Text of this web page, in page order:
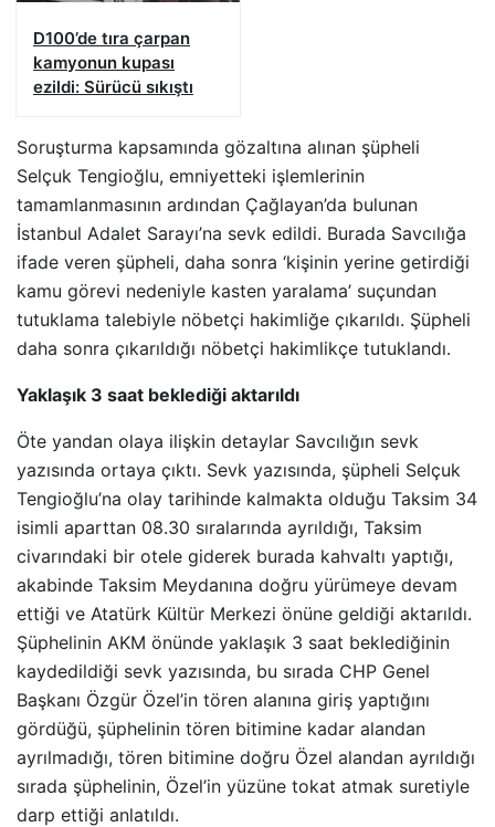
D100’de tıra çarpan
kamyonun kupası
ezildi: Sürücü sıkıştı
Soruşturma kapsamında gözaltına alınan şüpheli
Selçuk Tengioğlu, emniyetteki işlemlerinin
tamamlanmasının ardından Çağlayan’da bulunan
İstanbul Adalet Sarayı’na sevk edildi. Burada Savcılığa
ifade veren şüpheli, daha sonra ‘kişinin yerine getirdiği
kamu görevi nedeniyle kasten yaralama’ suçundan
tutuklama talebiyle nöbetçi hakimliğe çıkarıldı. Şüpheli
daha sonra çıkarıldığı nöbetçi hakimlikçe tutuklandı.
Yaklaşık 3 saat beklediği aktarıldı
Öte yandan olaya ilişkin detaylar Savcılığın sevk
yazısında ortaya çıktı. Sevk yazısında, şüpheli Selçuk
Tengioğlu’na olay tarihinde kalmakta olduğu Taksim 34
isimli aparttan 08.30 sıralarında ayrıldığı, Taksim
civarındaki bir otele giderek burada kahvaltı yaptığı,
akabinde Taksim Meydanına doğru yürümeye devam
ettiği ve Atatürk Kültür Merkezi önüne geldiği aktarıldı.
Şüphelinin AKM önünde yaklaşık 3 saat beklediğinin
kaydedildiği sevk yazısında, bu sırada CHP Genel
Başkanı Özgür Özel’in tören alanına giriş yaptığını
gördüğü, şüphelinin tören bitimine kadar alandan
ayrılmadığı, tören bitimine doğru Özel alandan ayrıldığı
sırada şüphelinin, Özel’in yüzüne tokat atmak suretiyle
darp ettiği anlatıldı.